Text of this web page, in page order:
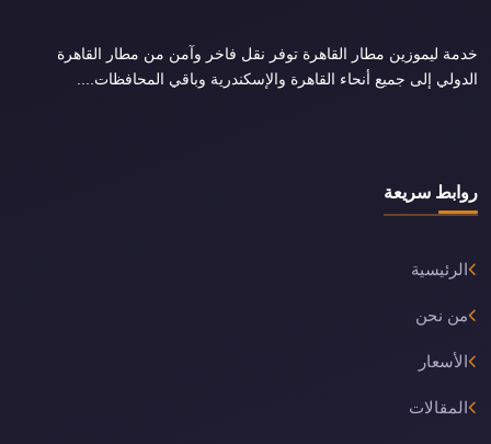
خدمة ليموزين مطار القاهرة توفر نقل فاخر وآمن من مطار القاهرة
الدولي إلى جميع أنحاء القاهرة والإسكندرية وباقي المحافظات....
روابط سريعة
الرئيسية
من نحن
الأسعار
المقالات